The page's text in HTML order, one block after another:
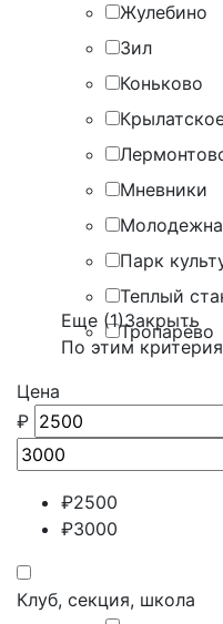
Жулебино
Зил
Коньково
Мневники
Парк
Теплый
Тропарёво
Еще (1)Закрыть
По этим
Цена
₽
₽2500
₽3000
Клуб, секция, школа